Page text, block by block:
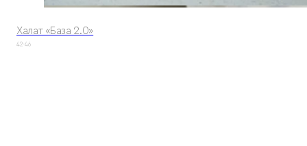
Халат «База 2.0»
42-46